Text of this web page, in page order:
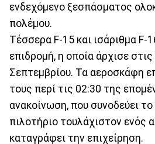
ενδεχόμενο ξεσπάσματος
πολέμου.
Τέσσερα F-15 και ισάριθμα F-
επιδρομή, η οποία άρχισε
Σεπτεμβρίου. Τα αεροσκάφη
τους περί τις 02:30 της
ανακοίνωση, που συνοδεύει
πιλοτήριο τουλάχιστον ενός
καταγράφει την επιχείρηση.